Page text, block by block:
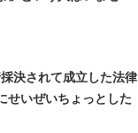
決されて成立した法律
せいぜいちょっとした